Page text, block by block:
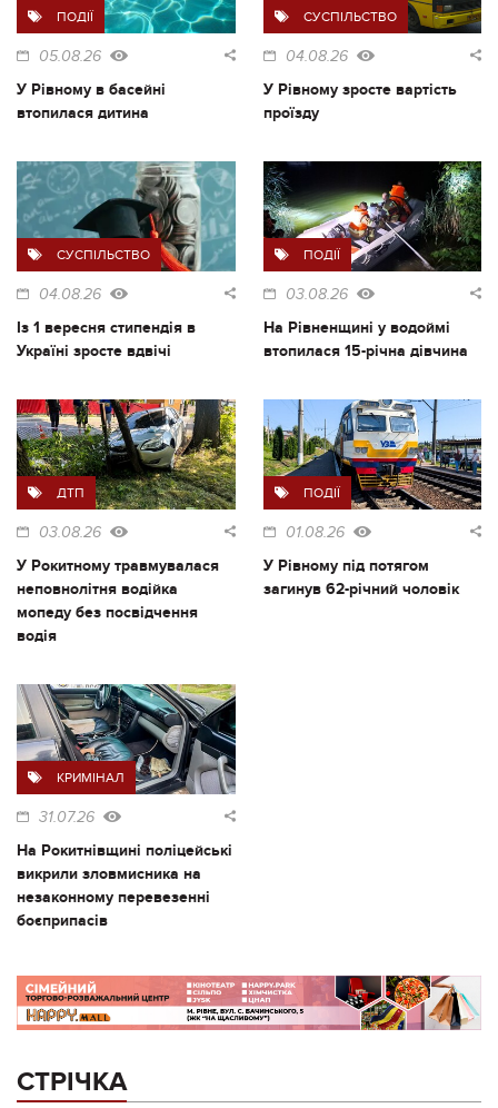
ПОДІЇ
05.08.26
У Рівному в басейні
втопилася дитина
СУСПІЛЬСТВО
04.08.26
У Рівному зросте вартість
проїзду
СУСПІЛЬСТВО
04.08.26
Із 1 вересня стипендія в
Україні зросте вдвічі
ПОДІЇ
03.08.26
На Рівненщині у водоймі
втопилася 15-річна дівчина
ДТП
03.08.26
У Рокитному травмувалася
неповнолітня водійка
мопеду без посвідчення
водія
ПОДІЇ
01.08.26
У Рівному під потягом
загинув 62-річний чоловік
КРИМІНАЛ
31.07.26
На Рокитнівщині поліцейські
викрили зловмисника на
незаконному перевезенні
боєприпасів
СТРІЧКА